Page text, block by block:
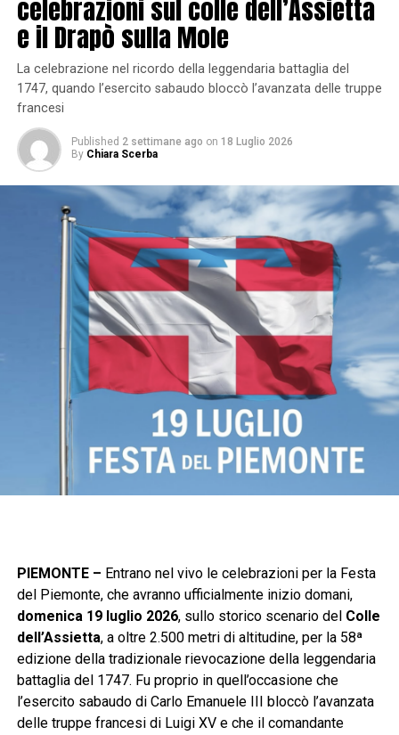
celebrazioni sul colle dell’Assietta
e il Drapò sulla Mole
La celebrazione nel ricordo della leggendaria battaglia del
1747, quando l’esercito sabaudo bloccò l’avanzata delle truppe
francesi
Published 2 settimane ago on 18 Luglio 2026
By Chiara Scerba
PIEMONTE – Entrano nel vivo le celebrazioni per la Festa
del Piemonte, che avranno ufficialmente inizio domani,
domenica 19 luglio 2026, sullo storico scenario del Colle
dell’Assietta, a oltre 2.500 metri di altitudine, per la 58ª
edizione della tradizionale rievocazione della leggendaria
battaglia del 1747. Fu proprio in quell’occasione che
l’esercito sabaudo di Carlo Emanuele III bloccò l’avanzata
delle truppe francesi di Luigi XV e che il comandante